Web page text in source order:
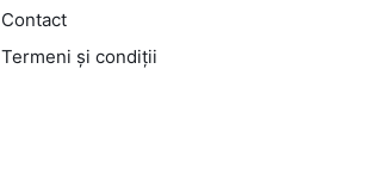
Contact
Termeni și condiții